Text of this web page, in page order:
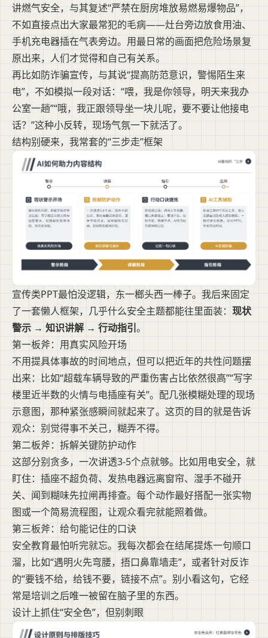
讲燃气安全，与其复述“严禁在厨房堆放易燃易爆物品”，
不如直接点出大家最常犯的毛病——灶台旁边放食用油、
手机充电器插在气表旁边。用最日常的画面把危险场景复
原出来，人们才觉得和自己有关系。
再比如防诈骗宣传，与其说“提高防范意识，警惕陌生来
电”，不如模拟一段对话：“喂，我是你领导，明天来我办
公室一趟”“哦，我正跟领导坐一块儿呢，要不要让他接电
话？”这种小反转，现场气氛一下就活了。
结构别硬来，我常套的“三步走”框架
宣传类PPT最怕没逻辑，东一榔头西一棒子。我后来固定
了一套懒人框架，几乎什么安全主题都能往里面装： 现状
警示 → 知识讲解 → 行动指引。
第一板斧：用真实风险开场
不用提具体事故的时间地点，但可以把近年的共性问题摆
出来：比如“超载车辆导致的严重伤害占比依然很高”“写字
楼里近半数的火情与电插座有关”。配几张模糊处理的现场
示意图，那种紧张感瞬间就起来了。这页的目的就是告诉
观众：别觉得事不关己，糊弄不得。
第二板斧：拆解关键防护动作
这部分别贪多，一次讲透3-5个点就够。比如用电安全，就
盯住：插座不超负荷、发热电器远离窗帘、湿手不碰开
关、闻到糊味先拉闸再排查。每个动作最好搭配一张实物
图或一个简易流程图，让观众看完就能照着做。
第三板斧：给句能记住的口诀
安全教育最怕听完就忘。我每次都会在结尾提炼一句顺口
溜，比如“遇明火先弯腰，捂口鼻靠墙走”，或者针对反诈
的“要钱不给，给钱不要，链接不点”。别小看这句，它经
常是培训之后唯一被留在脑子里的东西。
设计上抓住“安全色”，但别刺眼